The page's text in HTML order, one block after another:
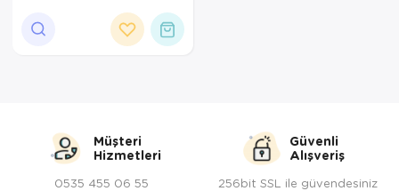
Müşteri
Hizmetleri
0535 455 06 55
Güvenli
Alışveriş
256bit SSL ile güvendesiniz